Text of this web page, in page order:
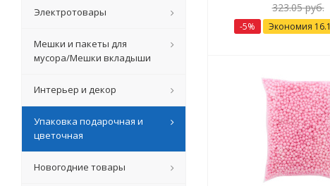
323.05руб.
-5% Экономия
Электротовары
Мешки и пакеты для
мусора/Мешки вкладыши
Интерьер и декор
Упаковка подарочная и
цветочная
Новогодние товары